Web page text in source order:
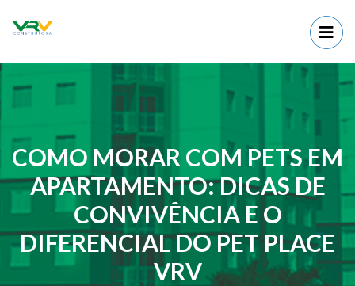
COMO MORAR COM PETS EM
APARTAMENTO: DICAS DE
CONVIVÊNCIA E O
DIFERENCIAL DO PET PLACE
VRV